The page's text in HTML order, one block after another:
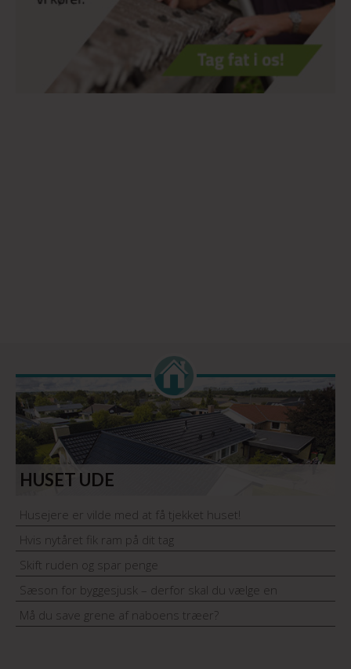
HUSET UDE
Husejere er vilde med at få tjekket huset!
Hvis nytåret fik ram på dit tag
Skift ruden og spar penge
Sæson for byggesjusk – derfor skal du vælge en
håndværker med garantiordning
Må du save grene af naboens træer?